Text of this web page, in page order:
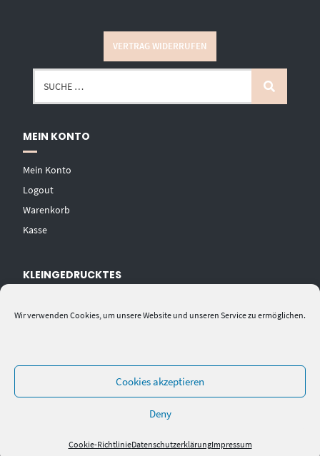
Wir verwenden Cookies, um unsere Website und unseren Service zu ermöglichen.
Cookies akzeptieren
Deny
Cookie-RichtlinieDatenschutzerklärungImpressum
VERTRAG WIDERRUFEN
MEIN KONTO
Mein Konto
Logout
Warenkorb
Kasse
KLEINGEDRUCKTES
Impressum